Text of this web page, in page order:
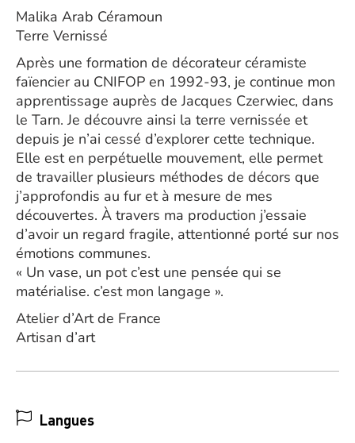
Malika Arab Céramoun
Terre Vernissé
Après une formation de décorateur céramiste
faïencier au CNIFOP en 1992-93, je continue mon
apprentissage auprès de Jacques Czerwiec, dans
le Tarn. Je découvre ainsi la terre vernissée et
depuis je n’ai cessé d’explorer cette technique.
Elle est en perpétuelle mouvement, elle permet
de travailler plusieurs méthodes de décors que
j’approfondis au fur et à mesure de mes
découvertes. À travers ma production j’essaie
d’avoir un regard fragile, attentionné porté sur nos
émotions communes.
« Un vase, un pot c’est une pensée qui se
matérialise. c’est mon langage ».
Atelier d’Art de France
Artisan d’art
Langues